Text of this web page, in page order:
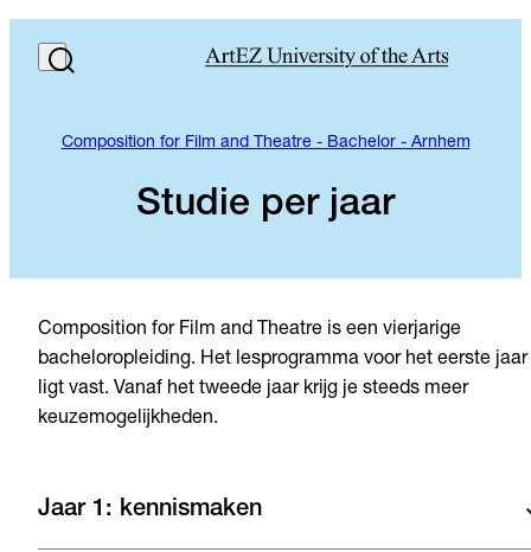
Composition for Film and Theatre - Bachelor - Arnhem
Studie per jaar
Composition for Film and Theatre is een vierjarige
bacheloropleiding. Het lesprogramma voor het eerste jaar
ligt vast. Vanaf het tweede jaar krijg je steeds meer
keuzemogelijkheden.
Jaar 1: kennismaken